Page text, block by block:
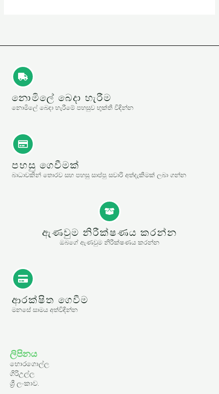
නොමිලේ බෙදා හැරීම
නොමිලේ බෙදා හැරීමේ පහසුව භුක්ති විඳින්න
පහසු ගෙවීමක්
බාධාවකින් තොරව සහ පහසු සාප්පු සවාරි අත්දැකීමක් ලබා ගන්න
ඇණවුම නිරීක්ෂණය කරන්න
ඔබගේ ඇණවුම නිරීක්ෂණය කරන්න
ආරක්ෂිත ගෙවීම
මනසේ සාමය අත්විඳින්න
ලිපිනය
හොරගොල්ල
ගිරිඋල්ල
ශ්‍රී ලංකාව.